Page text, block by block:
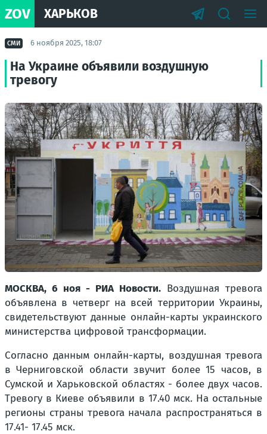
ZOV ХАРЬКОВ
СМИ 6 ноября 2025, 18:07
На Украине объявили воздушную
тревогу
МОСКВА, 6 ноя - РИА Новости. Воздушная тревога
объявлена в четверг на всей территории Украины,
свидетельствуют данные онлайн-карты украинского
министерства цифровой трансформации.
Согласно данным онлайн-карты, воздушная тревога
в Черниговской области звучит более 15 часов, в
Сумской и Харьковской областях - более двух часов.
Тревогу в Киеве объявили в 17.40 мск. На остальные
регионы страны тревога начала распространяться в
17.41- 17.45 мск.